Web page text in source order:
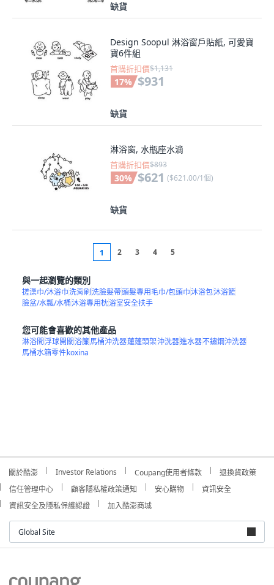
缺貨
Design Soopul 淋浴窗戶貼紙, 可愛寶
寶6件組
首購折扣價$1,131
17% $931
缺貨
淋浴窗, 水瓶座水滴
首購折扣價$893
30% $621 ($621.00/1個)
缺貨
1 2 3 4 5
與一起瀏覽的類別
搓澡巾/沐浴巾洗背刷洗臉髮帶頭髮專用毛巾/包頭巾沐浴包沐浴籃
臉盆/水瓢/水桶沐浴專用枕浴室安全扶手
您可能會喜歡的其他產品
淋浴間浮球開關浴簾馬桶沖洗器蓮蓬頭架沖洗器進水器不鏽鋼沖洗器
馬桶水箱零件koxina
關於酷澎 Investor Relations Coupang使用者條款
退換貨政策
信任管理中心
顧客隱私權政策通知 安心購物
資訊安全
資訊安全及隱私保護認證
加入酷澎商城
Global Site